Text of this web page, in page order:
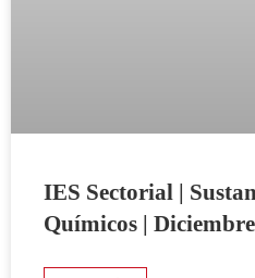
IES Sectorial |
Químicos |